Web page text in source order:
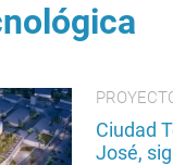
Ciudad
José,